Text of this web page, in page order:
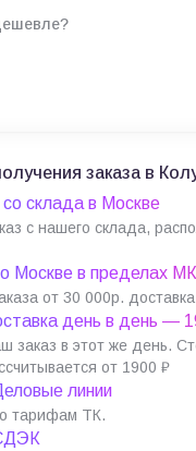
заказа в
склада в Москве
с нашего склада,
Москве в пределах
от 30 000р.
день в день —
заказ в этот же день.
от 1900 ₽
линии
тарифам ТК.